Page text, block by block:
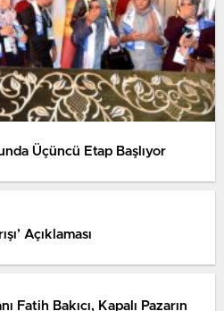
Üçüncü Etap Başlıyor
Açıklaması
Fatih Bakıcı, Kapalı Pazarın